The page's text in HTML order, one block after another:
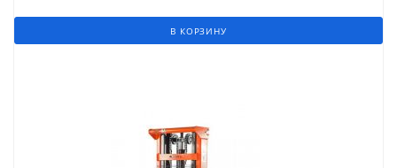
В КОРЗИНУ